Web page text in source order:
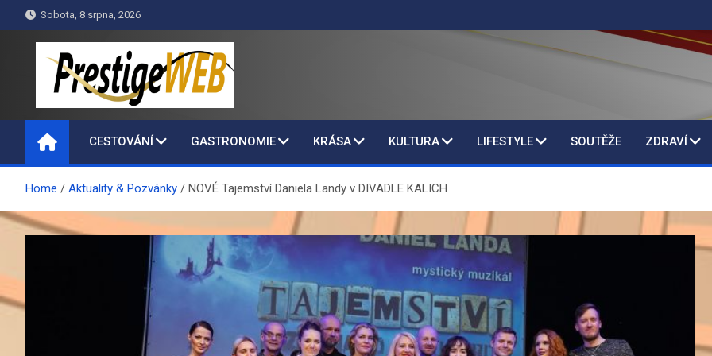
to
Sobota, 8 srpna, 2026
PrestigeWEB
CESTOVÁNÍ GASTRONOMIE KRÁSA KULTURA LIFESTYLE SOUTĚŽE ZDRAVÍ
Home Aktuality & Pozvánky NOVÉ Tajemství Daniela Landy v DIVADLE KALICH